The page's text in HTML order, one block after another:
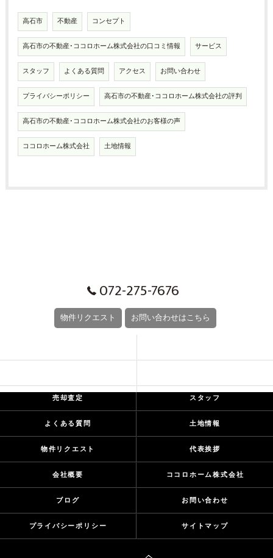
高石市 不動産 コンセプト
高石市の不動産･ココロホーム株式会社の口コミ情報 サービス
スタッフ よくある質問 アクセス お問い合わせ
プライバシーポリシー 高石市の不動産･ココロホーム株式会社の評判
高石市の不動産･ココロホーム株式会社のお客様の声
ココロホーム株式会社 土地情報
072-275-7676
物件リクエスト お問い合わせはこちら
売却査定 スタッフ
よくある質問 土地情報
物件リクエスト 代表挨拶
会社概要 ココロホーム株式会社
ブログ お問い合わせ
プライバシーポリシー サイトマップ